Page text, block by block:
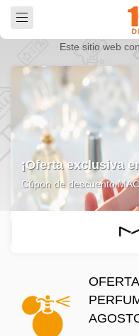
Este sitio web
¡Oferta exclusiva
Cúpon de descuento